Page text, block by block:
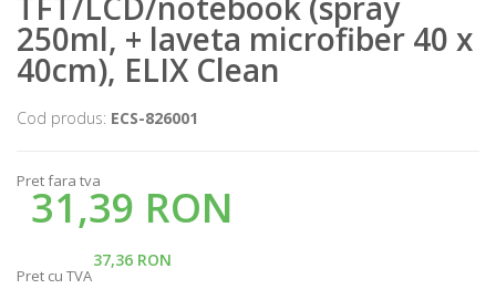
250ml, + laveta microfiber 40 x
40cm), ELIX Clean
Cod produs: ECS-826001
Pret fara tva
31,39 RON
37,36 RON
Pret cu TVA